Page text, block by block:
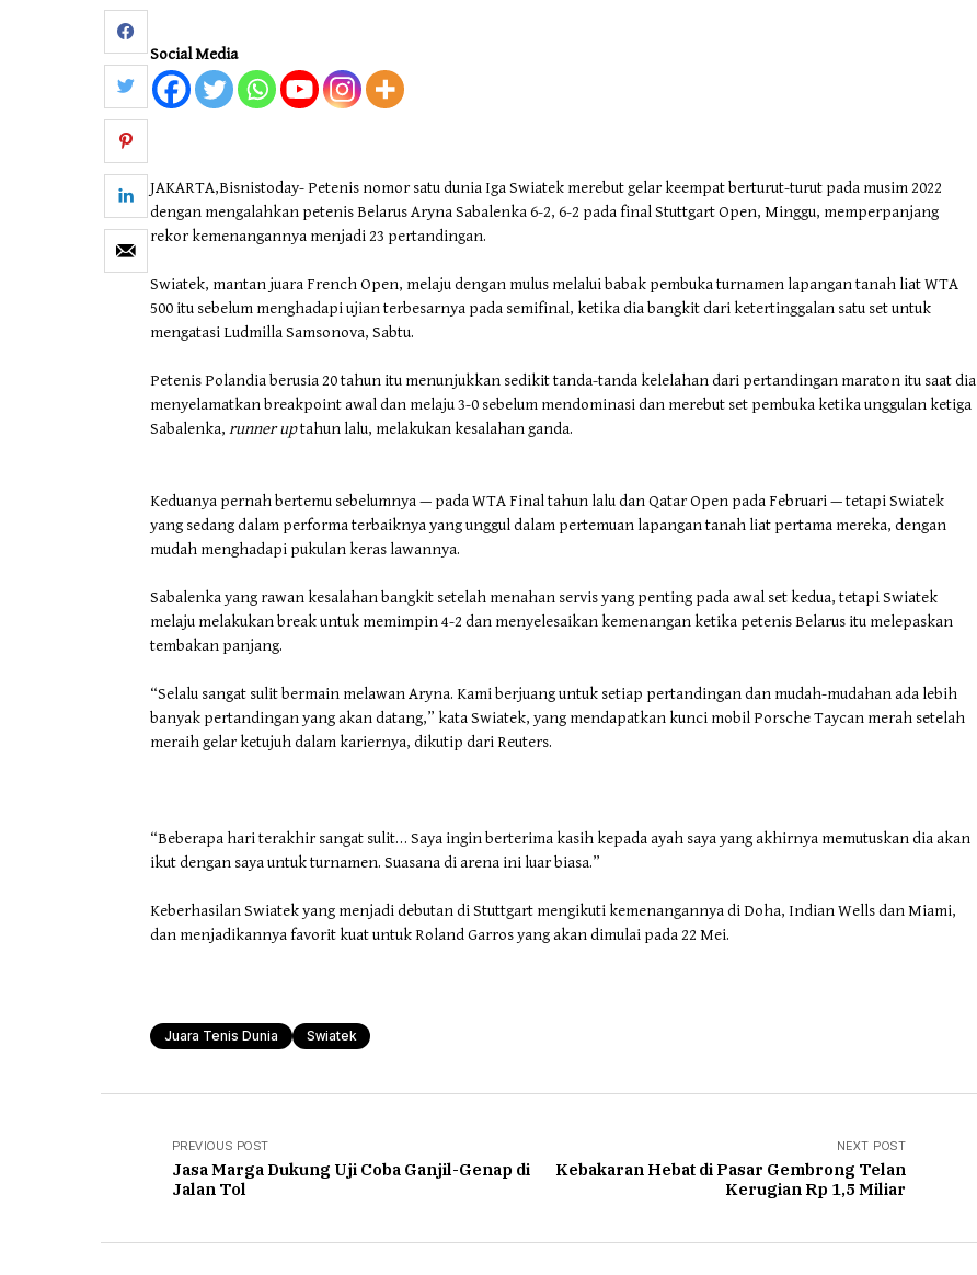
Otomotif & Tekno
Social Media
JAKARTA,Bisnistoday- Petenis nomor satu dunia Iga Swiatek merebut gelar keempat berturut-turut pada musim 2022
dengan mengalahkan petenis Belarus Aryna Sabalenka 6-2, 6-2 pada final Stuttgart Open, Minggu, memperpanjang
rekor kemenangannya menjadi 23 pertandingan.
Swiatek, mantan juara French Open, melaju dengan mulus melalui babak pembuka turnamen lapangan tanah liat WTA
500 itu sebelum menghadapi ujian terbesarnya pada semifinal, ketika dia bangkit dari ketertinggalan satu set untuk
mengatasi Ludmilla Samsonova, Sabtu.
Petenis Polandia berusia 20 tahun itu menunjukkan sedikit tanda-tanda kelelahan dari pertandingan maraton itu saat dia
menyelamatkan breakpoint awal dan melaju 3-0 sebelum mendominasi dan merebut set pembuka ketika unggulan ketiga
Sabalenka, runner uptahun lalu, melakukan kesalahan ganda.
Keduanya pernah bertemu sebelumnya — pada WTA Final tahun lalu dan Qatar Open pada Februari — tetapi Swiatek
yang sedang dalam performa terbaiknya yang unggul dalam pertemuan lapangan tanah liat pertama mereka, dengan
mudah menghadapi pukulan keras lawannya.
Sabalenka yang rawan kesalahan bangkit setelah menahan servis yang penting pada awal set kedua, tetapi Swiatek
melaju melakukan break untuk memimpin 4-2 dan menyelesaikan kemenangan ketika petenis Belarus itu melepaskan
tembakan panjang.
“Selalu sangat sulit bermain melawan Aryna. Kami berjuang untuk setiap pertandingan dan mudah-mudahan ada lebih
banyak pertandingan yang akan datang,” kata Swiatek, yang mendapatkan kunci mobil Porsche Taycan merah setelah
meraih gelar ketujuh dalam kariernya, dikutip dari Reuters.
“Beberapa hari terakhir sangat sulit… Saya ingin berterima kasih kepada ayah saya yang akhirnya memutuskan dia akan
ikut dengan saya untuk turnamen. Suasana di arena ini luar biasa.”
Keberhasilan Swiatek yang menjadi debutan di Stuttgart mengikuti kemenangannya di Doha, Indian Wells dan Miami,
dan menjadikannya favorit kuat untuk Roland Garros yang akan dimulai pada 22 Mei.
Juara Tenis Dunia Swiatek
PREVIOUS POST
Jasa Marga Dukung Uji Coba Ganjil-Genap di
Jalan Tol
NEXT POST
Kebakaran Hebat di Pasar Gembrong Telan
Kerugian Rp 1,5 Miliar